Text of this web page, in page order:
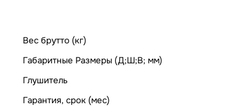
Вес брутто (кг)
Габаритные Размеры (Д;Ш;В; мм)
Глушитель
Гарантия, срок (мес)